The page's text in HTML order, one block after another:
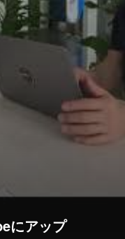
にアップ